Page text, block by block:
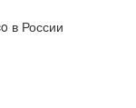
в России